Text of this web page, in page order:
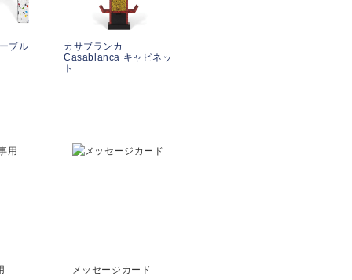
ブル
カサブランカ
Casablanca キャビネッ
ト
メッセージカード